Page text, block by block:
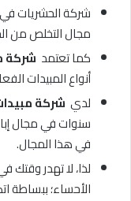
شركة الحشريات في
مجال التخلص من
كما تعتمد شركة
أنواع المبيدات
لدي شركة
سنوات في مجال
في هذا المجال.
لذا، لا تهدر
الأحساء؛ ببساطة